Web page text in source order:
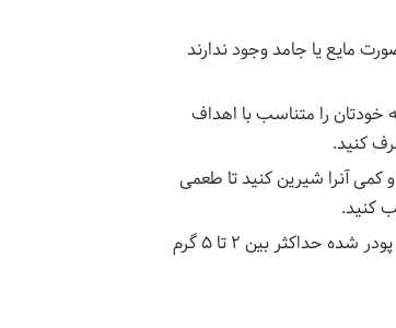
مایع یا جامد وجود ندارند
را متناسب با اهداف
کنید.
آنرا شیرین کنید تا طعمی
کنید.
میزان دوز مصرفی گانودرما بستگی به نیاز بدن افراد مختلف و وضعیت سلامتی فعلی افراد بستگی دارد؛ این دوز معمولاً برای قارچ پودر شده حداکثر بین ۲ تا ۵ گرم